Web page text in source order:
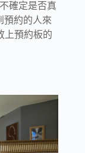
確定是否真
預約的人來
上預約板的